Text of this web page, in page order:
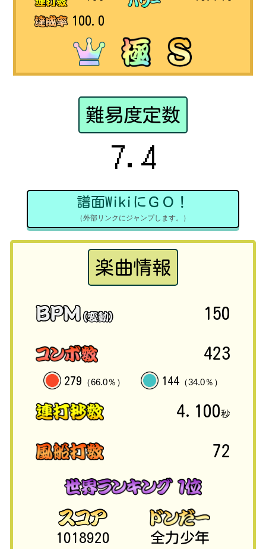
100.0
難易度定数
7.4
譜面WikiにＧＯ！
（外部リンクにジャンプします。）
楽曲情報
150
423
279 （66.0％） 144（34.0％）
4.100秒
72
1018920 全力少年